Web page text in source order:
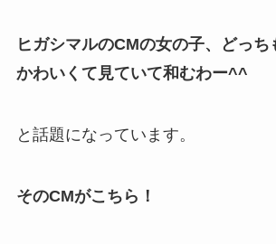
ヒガシマルのCMの女の子、どっち
かわいくて見ていて和むわー^^
と話題になっています。
そのCMがこちら！